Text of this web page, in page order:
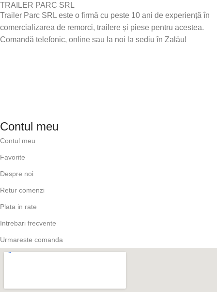
TRAILER PARC SRL
Trailer Parc SRL este o firmă cu peste 10 ani de experiență în
comercializarea de remorci, trailere și piese pentru acestea.
Comandă telefonic, online sau la noi la sediu în Zalău!
Contul meu
Contul meu
Favorite
Despre noi
Retur comenzi
Plata in rate
Intrebari frecvente
Urmareste comanda